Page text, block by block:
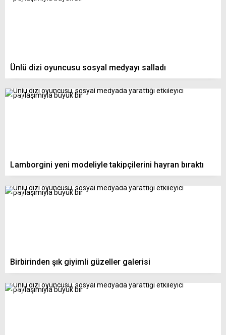
Ünlü dizi oyuncusu sosyal medyayı salladı
Lamborgini yeni modeliyle takipçilerini hayran bıraktı
Birbirinden şık giyimli güzeller galerisi